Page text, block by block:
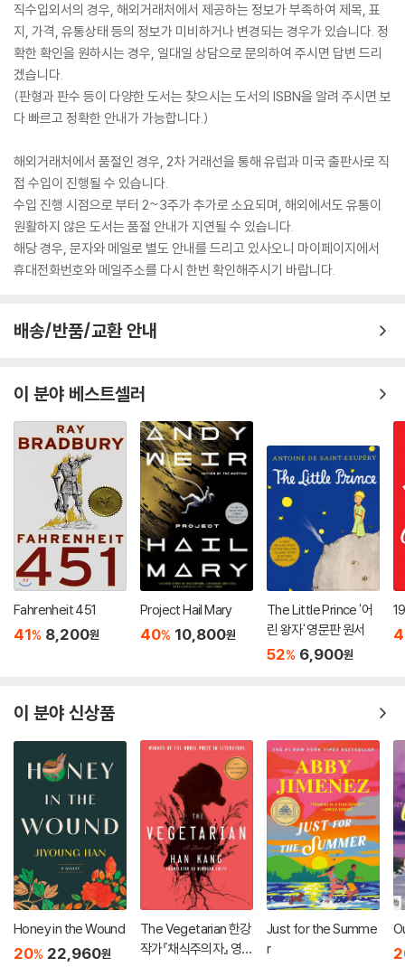
직수입외서의 경우, 해외거래처에서 제공하는 정보가 부족하여 제목, 표
지, 가격, 유통상태 등의 정보가 미비하거나 변경되는 경우가 있습니다. 정
확한 확인을 원하시는 경우, 일대일 상담으로 문의하여 주시면 답변 드리
겠습니다.
(판형과 판수 등이 다양한 도서는 찾으시는 도서의 ISBN을 알려 주시면 보
다 빠르고 정확한 안내가 가능합니다.)
해외거래처에서 품절인 경우, 2차 거래선을 통해 유럽과 미국 출판사로 직
접 수입이 진행될 수 있습니다.
수입 진행 시점으로 부터 2~3주가 추가로 소요되며, 해외에서도 유통이
원활하지 않은 도서는 품절 안내가 지연될 수 있습니다.
해당 경우, 문자와 메일로 별도 안내를 드리고 있사오니 마이페이지에서
휴대전화번호와 메일주소를 다시 한번 확인해주시기 바랍니다.
배송/반품/교환 안내
이 분야 베스트셀러
Fahrenheit 451
41% 8,200원
Project Hail Mary
40% 10,800원
The Little Prince '어
린 왕자' 영문판 원서
52% 6,900원
이 분야 신상품
Honey in the Wound
20% 22,960원
The Vegetarian 한강
작가『채식주의자』 영문
Just for the Summe
r